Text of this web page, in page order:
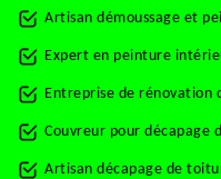
Artisan démoussage et
Expert en peinture
Entreprise de rénovation
Couvreur pour décapage
Artisan décapage de